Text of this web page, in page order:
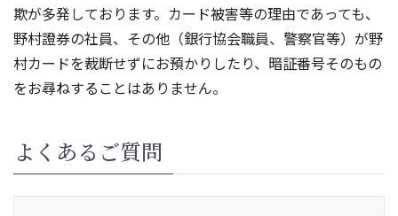
欺が多発しております。カード被害等の理由であっても、
野村證券の社員、その他（銀行協会職員、警察官等）が野
村カードを裁断せずにお預かりしたり、暗証番号そのもの
をお尋ねすることはありません。
よくあるご質問